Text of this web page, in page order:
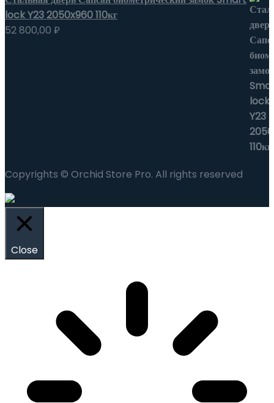
lock Y23 2050x960 110кг
52 800,00 ₽
Copyrights © Orchid Store Pro. All rights reserved
Close